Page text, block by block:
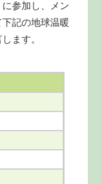
参加し、メン
記の地球温暖
ます。